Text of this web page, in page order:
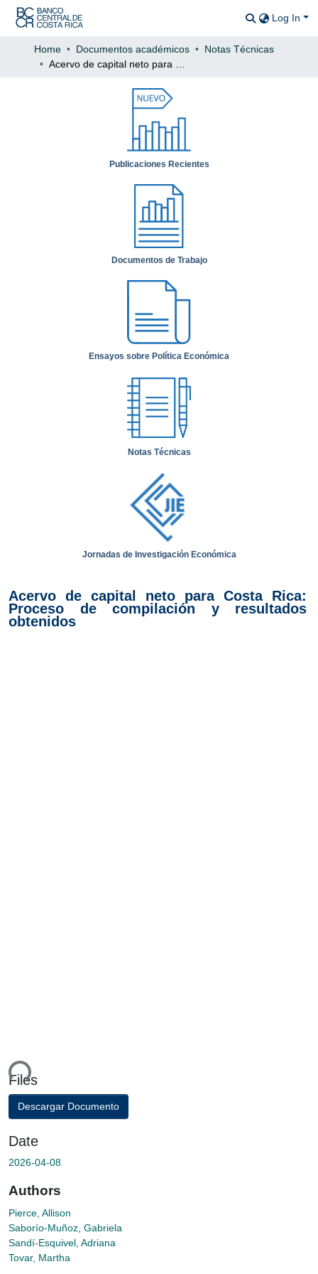
Log In
Home Documentos académicos
Notas Técnicas
Publicaciones Recientes
Documentos de Trabajo
Ensayos sobre Política Económica
Notas Técnicas
Jornadas de Investigación Económica
Acervo de capital neto para Costa Rica:
Proceso de compilación y resultados
obtenidos
Files
Descargar Documento
Date
2026-04-08
Authors
Pierce, Allison
Saborío-Muñoz, Gabriela
Sandí-Esquivel, Adriana
Tovar, Martha